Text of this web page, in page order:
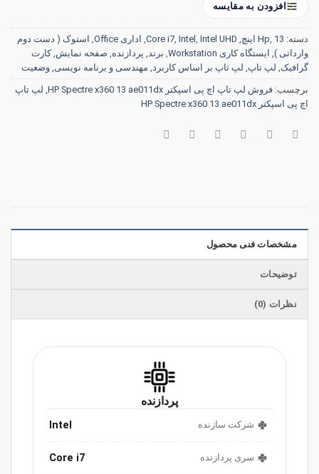
افزودن به مقایسه
دسته: Hp 13 اینچ Core i7 Intel Intel UHD اداری Office
استوک ( دست دوم
وارداتی ) ایستگاه کاری Workstation برند پردازنده صفحه نمایش ,کارت
گرافیک لپ تاپ لپ تاپ بر اساس کاربرد مهندسی و برنامه نویسی وضعیت
برچسب: فروش لپ تاپ اچ پی اسپکتر HP Spectre x360 13 ae011dx
لپ تاپ
اچ پی اسپکتر HP Spectre x360 13 ae011dx
مشخصات فنی محصول
توضیحات
نظرات (0)
پردازنده
شرکت سازنده Intel
سری پردازنده Core i7